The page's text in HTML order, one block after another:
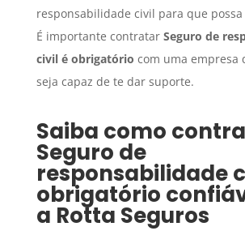
responsabilidade civil para que
É importante contratar Seguro de
civil é obrigatório com uma empresa
seja capaz de te dar suporte.
Saiba como
Seguro de
responsabilidade
obrigatório
a Rotta Seguros